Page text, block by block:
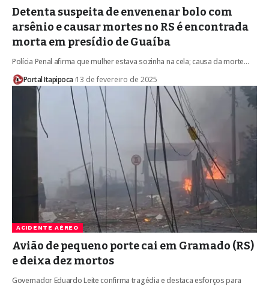
Detenta suspeita de envenenar bolo com
arsênio e causar mortes no RS é encontrada
morta em presídio de Guaíba
Polícia Penal afirma que mulher estava sozinha na cela; causa da morte…
Portal Itapipoca 13 de fevereiro de 2025
ACIDENTE AÉREO
Avião de pequeno porte cai em Gramado (RS)
e deixa dez mortos
Governador Eduardo Leite confirma tragédia e destaca esforços para